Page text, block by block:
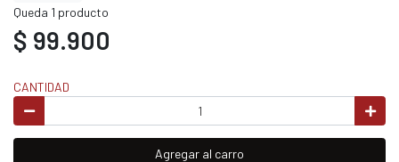
Queda 1 producto
$ 99.900
CANTIDAD
Agregar al carro